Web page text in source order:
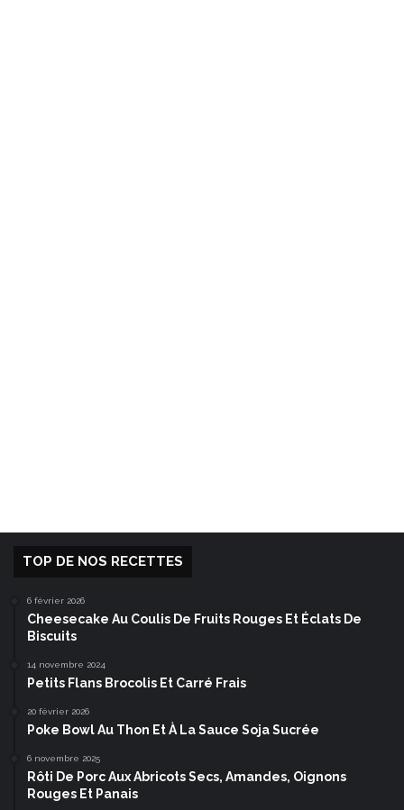
TOP DE NOS RECETTES
6 février 2026
Cheesecake Au Coulis De Fruits Rouges Et Éclats De
Biscuits
14 novembre 2024
Petits Flans Brocolis Et Carré Frais
20 février 2026
Poke Bowl Au Thon Et À La Sauce Soja Sucrée
6 novembre 2025
Rôti De Porc Aux Abricots Secs, Amandes, Oignons
Rouges Et Panais